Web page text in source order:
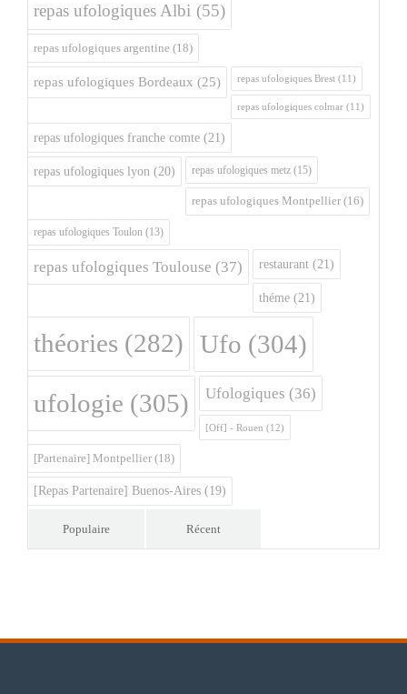
repas ufologiques Albi (55)
repas ufologiques argentine (18)
repas ufologiques Bordeaux (25) repas ufologiques Brest (11)
repas ufologiques colmar (11)
repas ufologiques franche comte (21)
repas ufologiques lyon (20) repas ufologiques metz (15)
repas ufologiques Montpellier (16)
repas ufologiques Toulon (13)
repas ufologiques Toulouse (37) restaurant (21)
théme (21)
théories (282) Ufo (304)
ufologie (305) Ufologiques (36)
[Off] - Rouen (12)
[Partenaire] Montpellier (18)
[Repas Partenaire] Buenos-Aires (19)
Populaire Récent